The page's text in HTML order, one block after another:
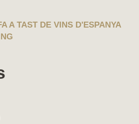
A TAST DE VINS D'ESPANYA